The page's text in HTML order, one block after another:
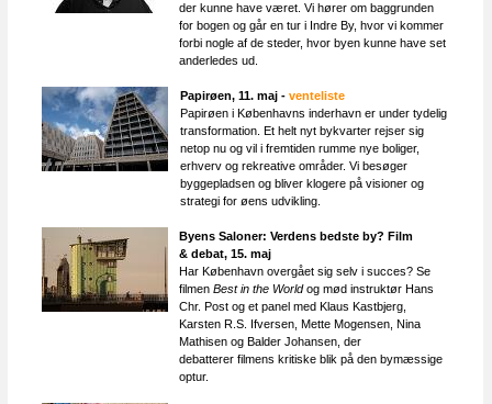
der kunne have været. Vi hører om baggrunden
for bogen og går en tur i Indre By, hvor vi kommer
forbi nogle af de steder, hvor byen kunne have set
anderledes ud.
Papirøen, 11. maj - venteliste
Papirøen i Københavns inderhavn er under tydelig
transformation. Et helt nyt bykvarter rejser sig
netop nu og vil i fremtiden rumme nye boliger,
erhverv og rekreative områder. Vi besøger
byggepladsen og bliver klogere på visioner og
strategi for øens udvikling.
Byens Saloner: Verdens bedste by? Film
& debat​, 15. maj
Har København overgået sig selv i succes? Se
filmen Best in the Worldog mød instruktør Hans
Chr. Post og et panel med Klaus Kastbjerg,
Karsten R.S. Ifversen, Mette Mogensen, Nina
Mathisen og Balder Johansen, der
debatterer filmens kritiske blik på den bymæssige
optur.